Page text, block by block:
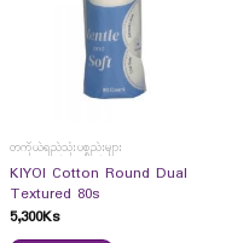
တကိုယ်ရည်သုံးပစ္စည်းများ
KIYOI Cotton Round Dual
Textured 80s
5,300Ks